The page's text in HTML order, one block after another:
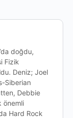
doğdu,
Fizik
Deniz; Joel
Siberian
Debbie
önemli
Hard Rock